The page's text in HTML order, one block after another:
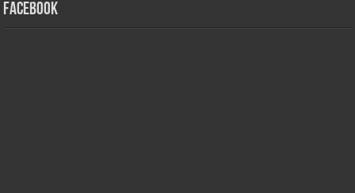
FACEBOOK